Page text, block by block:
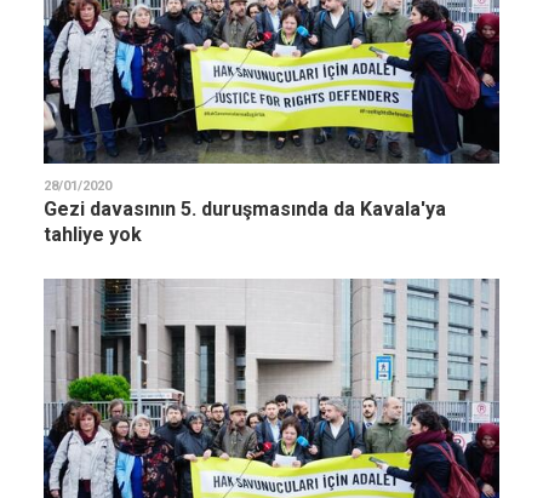
28/01/2020
Gezi davasının 5. duruşmasında da Kavala'ya
tahliye yok